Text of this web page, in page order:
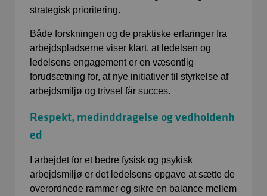
strategisk prioritering.
Både forskningen og de praktiske erfaringer fra
arbejdspladserne viser klart, at ledelsen og
ledelsens engagement er en væsentlig
forudsætning for, at nye initiativer til styrkelse af
arbejdsmiljø og trivsel får succes.
Respekt, medinddragelse og vedholdenh
ed
I arbejdet for et bedre fysisk og psykisk
arbejdsmiljø er det ledelsens opgave at sætte de
overordnede rammer og sikre en balance mellem